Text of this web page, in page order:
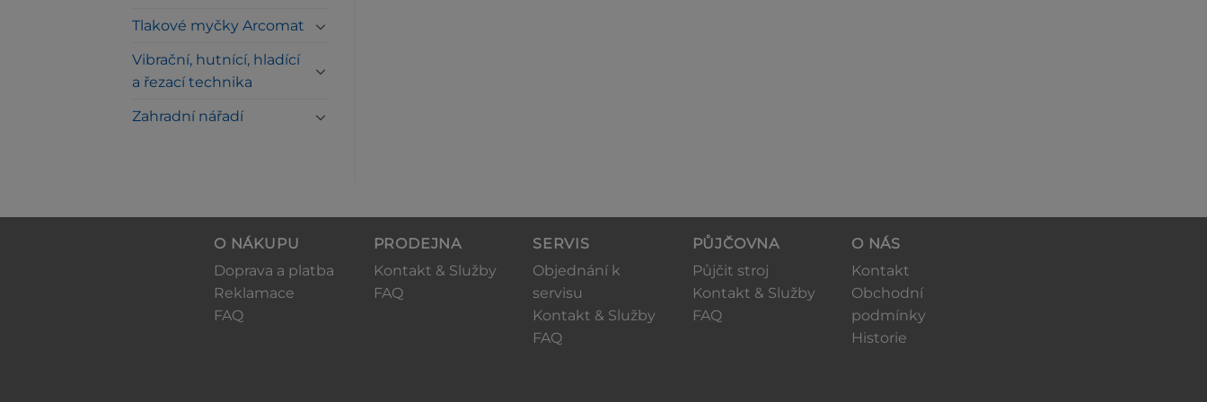
Tlakové myčky Arcomat
Vibrační, hutnící, hladící
a řezací technika
Zahradní nářadí
O NÁKUPU
Doprava a platba
Reklamace
FAQ
PRODEJNA
Kontakt & Služby
FAQ
SERVIS
Objednání k
servisu
Kontakt & Služby
FAQ
PŮJČOVNA
Půjčit stroj
Kontakt & Služby
FAQ
O NÁS
Kontakt
Obchodní
podmínky
Historie